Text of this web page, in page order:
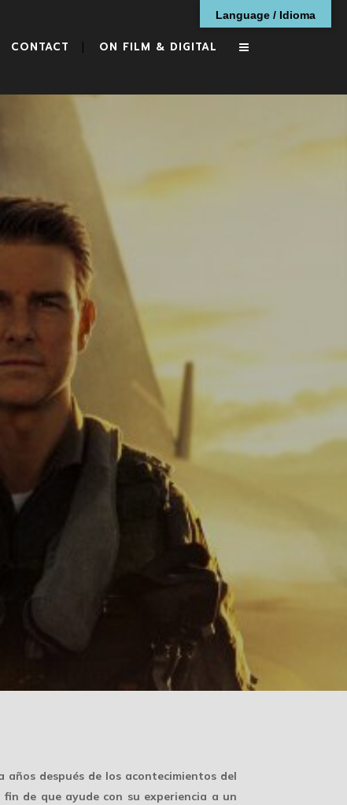
CONTACT ON FILM & DIGITAL
después de los acontecimientos del
de que ayude con su experiencia a un
Language / Idioma